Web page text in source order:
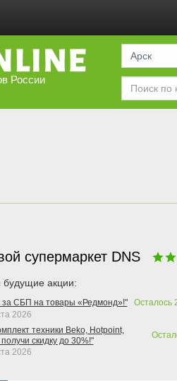
России
Арск
супермаркет DNS
будущие акции:
за СБП на товары «Редмонд»!" Осталось
2026
техники Beko, Hotpoint,
скидку до 30%!"
2026